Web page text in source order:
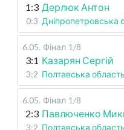
1:3 Дерлюк Антон
0:3 Дніпропетровська
6.05. Фінал 1/8
3:1 Казарян Сергій
3:2 Полтавська область
6.05. Фінал 1/8
2:3 Павлюченко
3:2 Полтавська область